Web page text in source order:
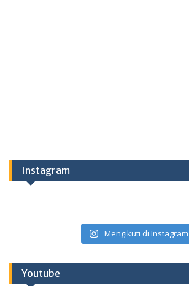
Instagram
Mengikuti di Instagram
Youtube